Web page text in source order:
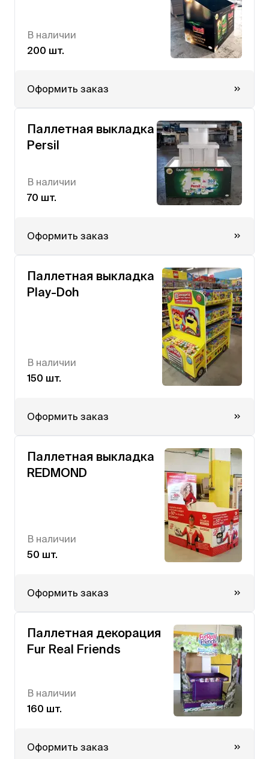
В наличии
200 шт.
Оформить заказ
Паллетная выкладка
Persil
В наличии
70 шт.
Оформить заказ
Паллетная выкладка
Play-Doh
В наличии
150 шт.
Оформить заказ
Паллетная выкладка
REDMOND
В наличии
50 шт.
Оформить заказ
Паллетная декорация
Fur Real Friends
В наличии
160 шт.
Оформить заказ